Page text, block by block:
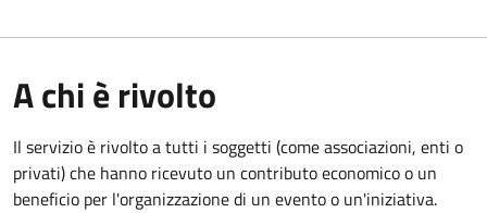
A chi è rivolto
Il servizio è rivolto a tutti i soggetti (come associazioni, enti o
privati) che hanno ricevuto un contributo economico o un
beneficio per l'organizzazione di un evento o un'iniziativa.